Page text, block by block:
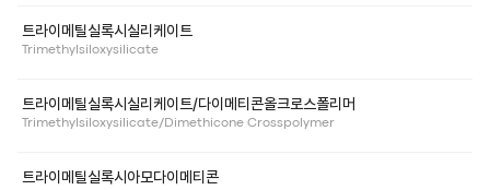
트라이메틸실록시실리케이트
Trimethylsiloxysilicate
트라이메틸실록시실리케이트/다이메티콘올크로스폴리머
Trimethylsiloxysilicate/Dimethicone Crosspolymer
트라이메틸실록시아모다이메티콘